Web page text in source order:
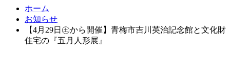
ホーム
お知らせ
【4月29日㊏から開催】青梅市吉川英治記念館と文化財
住宅の『五月人形展』